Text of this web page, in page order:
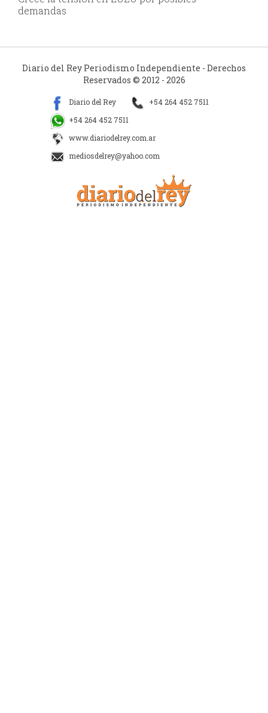
demandas
Diario del Rey Periodismo Independiente - Derechos
Reservados © 2012 - 2026
Diario del Rey
+54 264 452 7511
+54 264 452 7511
www.diariodelrey.com.ar
mediosdelrey@yahoo.com